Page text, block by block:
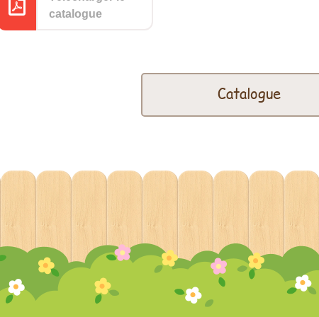
catalogue
Catalogue